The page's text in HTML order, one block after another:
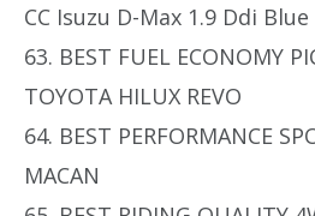
CC Isuzu D-Max 1.9 Ddi
63. BEST FUEL ECONOMY
TOYOTA HILUX REVO
64. BEST PERFORMANCE
MACAN